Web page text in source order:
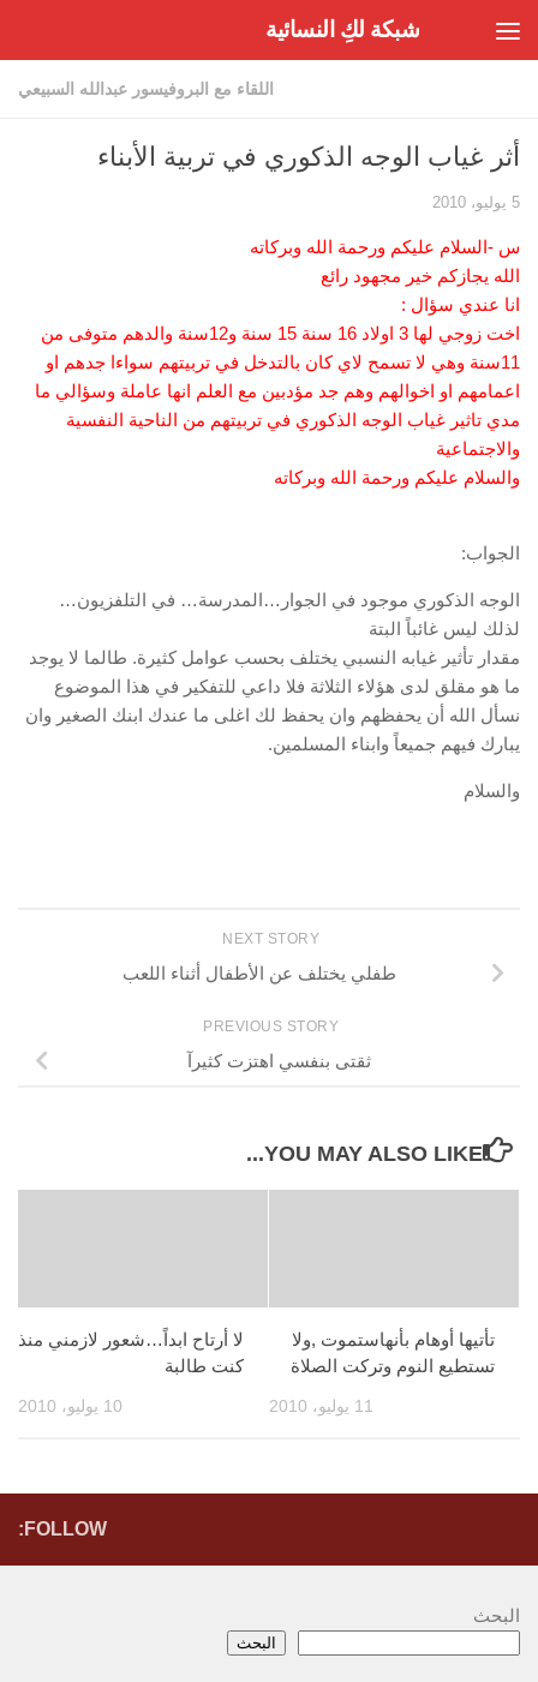
شبكة لكِ النسائية
اللقاء مع البروفيسور عبدالله السبيعي
أثر غياب الوجه الذكوري في تربية الأبناء
5 يوليو، 2010
س -السلام عليكم ورحمة الله وبركاته
الله يجازكم خير مجهود رائع
انا عندي سؤال :
اخت زوجي لها 3 اولاد 16 سنة 15 سنة و12سنة والدهم متوفى من
11سنة وهي لا تسمح لاي كان بالتدخل في تربيتهم سواءا جدهم او
اعمامهم او اخوالهم وهم جد مؤدبين مع العلم انها عاملة وسؤالي ما
مدي تاثير غياب الوجه الذكوري في تربيتهم من الناحية النفسية
والاجتماعية
والسلام عليكم ورحمة الله وبركاته
الجواب:
الوجه الذكوري موجود في الجوار…المدرسة… في التلفزيون…
لذلك ليس غائباً البتة
مقدار تأثير غيابه النسبي يختلف بحسب عوامل كثيرة. طالما لا يوجد
ما هو مقلق لدى هؤلاء الثلاثة فلا داعي للتفكير في هذا الموضوع
نسأل الله أن يحفظهم وان يحفظ لك اغلى ما عندك ابنك الصغير وان
يبارك فيهم جميعاً وابناء المسلمين.
والسلام
NEXT STORY
طفلي يختلف عن الأطفال أثناء اللعب
PREVIOUS STORY
ثقتى بنفسي اهتزت كثيرآ
YOU MAY ALSO LIKE...
لا أرتاح ابداً…شعور لازمني منذ
كنت طالبة
10 يوليو، 2010
تأتيها أوهام بأنهاستموت ,ولا
تستطيع النوم وتركت الصلاة
11 يوليو، 2010
FOLLOW:
البحث
البحث